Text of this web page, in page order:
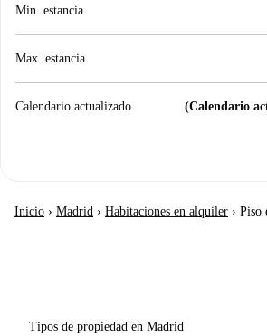
Min. estancia
Max. estancia
Calendario actualizado (Calendario
Inicio › Madrid › Habitaciones en alquiler › Piso
Tipos de propiedad en Madrid